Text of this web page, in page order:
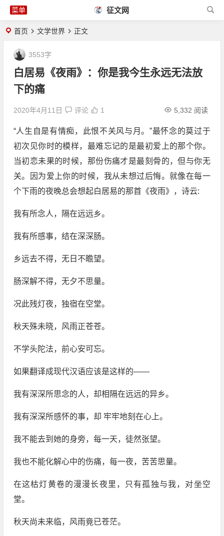
征文网
首页 文学世界 正文
白居易《夜雨》：你是我今生永远无法放
下的痛
2020年4月11日 评论 5,332 阅读
1
3553字
“人生自是有情痴，此恨不关风与月。”最怀念的莫过于
初次见你时的模样，最难忘记的是最初爱上的那个你。
当初恋未果的时候，那份伤痛才是最刻骨的，但与你无
关。因为爱上你的时候，我从未想过后悔。就像在每一
个下雨的夜晚总会想起白居易的那首《夜雨》，诗云:
我有所念人，隔在远远乡。
我有所感事，结在深深肠。
乡远去不得，无日不瞻望。
肠深解不得，无夕不思量。
况此残灯夜，独宿在空堂。
秋天殊未晓，风雨正苍苍。
不学头陀法，前心安可忘。
如果翻译成现代汉语应该是这样的——
我有深深所思念的人，却相隔在远远的异乡。
我有深深所感怀的事，却 牢牢地刻在心上。
我不能去到她的身旁，每一天，徒然张望。
我也不能化解心中的伤痛，每一夜，苦苦思量。
在这枯灯黄卷的漫漫长夜里，只有孤独与我，对坐空
堂。
秋天尚未来临，风雨竟已苍茫。